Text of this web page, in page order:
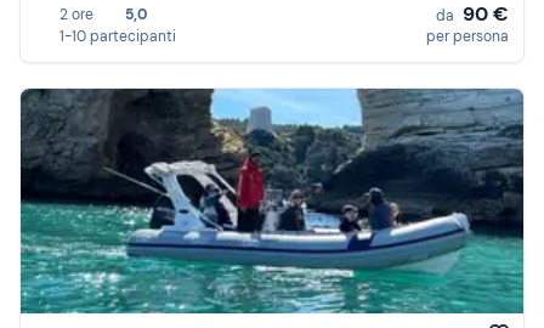
2 ore
5,0
1-10 partecipanti
da 90 €
per persona